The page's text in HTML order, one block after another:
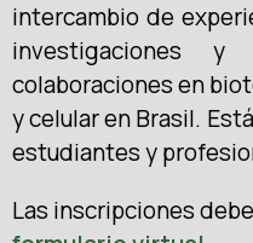
intercambio de
investigaciones
colaboraciones en
y celular en Brasil.
estudiantes y
Las inscripciones